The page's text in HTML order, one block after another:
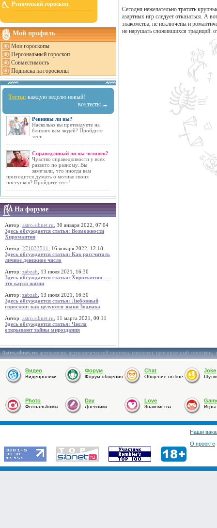
Рунический гороскоп
Мой профиль
Мои гороскопы
Персональный гороскоп
Совместимость
Подписка на гороскопы
Тесты: каждую неделю новый!
все тесты →
Ревнивы ли вы?
Насколько вы претендуете на
близких вам людей? Пройдите
тест.
Справедливый ли вы человек?
Чувство справедливости у всех
развито по разному. Вы
замечали, что иногда вам
приходится думать о мотиве своих
поступков? Пройдите тест!
На форуме
Автор: astro.sibnet.ru , 30 января 2022, 07:04
Здесь обсуждается статья: Возможности
Хиромантии
Автор: 271033511
, 16 января 2022, 12:18
Здесь обсуждается статья: Как рассчитать
личное денежное число
Автор: zabzab , 13 июля 2021, 16:30
Здесь обсуждается статья: Хиромантия —
это карта жизни
Автор: zabzab , 13 июля 2021, 16:30
Здесь обсуждается статья: Любовный
гороскоп: как целуются знаки Зодиака
Автор: astro.sibnet.ru , 11 марта 2021, 00:11
Здесь обсуждается статья: Числа
открывают тайны мироздания
Сегодня нежелательно тратить
азартных игр следует отказаться. А
знакомства, не исключены и
не нарушать сложившихся традиций:
Astro.sibnet.ru:астрология,астрологический прогноз,гороскоп,персональный гороскоп,
Видео
Видеоролики
Форум
Форум общения
Chat
Общение on-line
Joke
Photo
Фотоальбомы
Day
Дневники
Love
Знакомства Игры
Наши
О проекте